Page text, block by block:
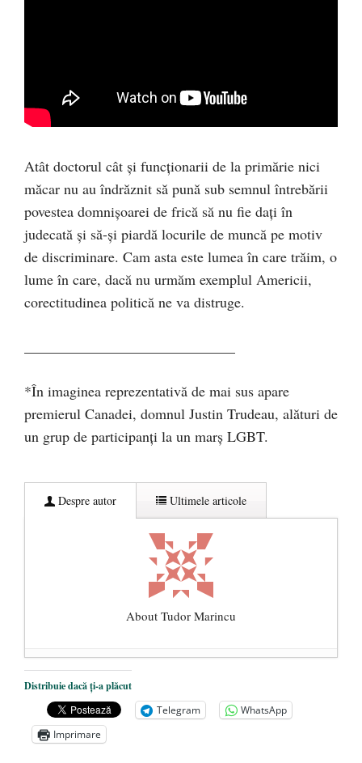
Atât doctorul cât și funcționarii de la primărie nici
măcar nu au îndrăznit să pună sub semnul întrebării
povestea domnișoarei de frică să nu fie dați în
judecată și să-și piardă locurile de muncă pe motiv
de discriminare. Cam asta este lumea în care trăim, o
lume în care, dacă nu urmăm exemplul Americii,
corectitudinea politică ne va distruge.
*În imaginea reprezentativă de mai sus apare
premierul Canadei, domnul Justin Trudeau, alături de
un grup de participanți la un marș LGBT.
Despre autor Ultimele articole
About Tudor Marincu
De ce propaganda LGBT nu-și are locul în
unitățile de învățământ
- 17 iunie 2020
Anarhia din SUA e opera stângii radicale
2 iunie 2020
Distribuie dacă ți-a plăcut
Telegram
WhatsApp
Imprimare